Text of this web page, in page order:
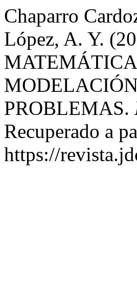
Chaparro
López, A. Y.
PROBLEMAS.
Recuperado a
https://